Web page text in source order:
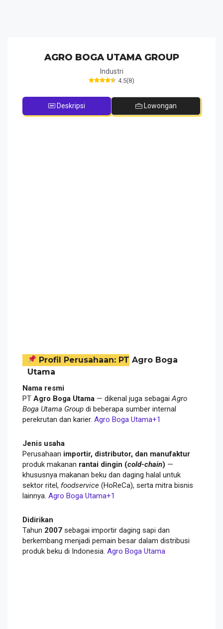
AGRO BOGA UTAMA GROUP
Industri
4.5(8)
Deskripsi Lowongan
Profil Perusahaan: PT Agro Boga
Utama
Nama resmi
PT Agro Boga Utama — dikenal juga sebagai Agro
Boga Utama Group di beberapa sumber internal
perekrutan dan karier. Agro Boga Utama+1
Jenis usaha
Perusahaan importir, distributor, dan manufaktur
produk makanan rantai dingin (cold-chain) —
khususnya makanan beku dan daging halal untuk
sektor ritel, foodservice (HoReCa), serta mitra bisnis
lainnya. Agro Boga Utama+1
Didirikan
Tahun 2007 sebagai importir daging sapi dan
berkembang menjadi pemain besar dalam distribusi
produk beku di Indonesia. Agro Boga Utama